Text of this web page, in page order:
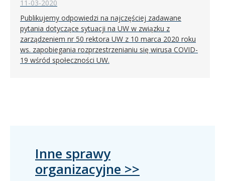
11-03-2020
Publikujemy odpowiedzi na najczęściej zadawane
pytania dotyczące sytuacji na UW w związku z
zarządzeniem nr 50 rektora UW z 10 marca 2020 roku
ws. zapobiegania rozprzestrzenianiu się wirusa COVID-
19 wśród społeczności UW.
Inne sprawy
organizacyjne >>